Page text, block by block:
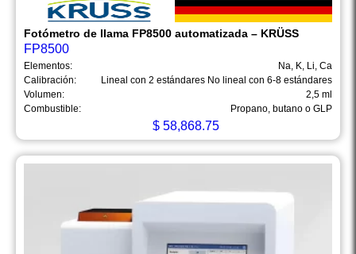
Fotómetro de llama FP8500 automatizada – KRÜSS
FP8500
Elementos:
Na, K, Li, Ca
Calibración:
Lineal con 2 estándares No lineal con 6-8 estándares
Volumen:
2,5 ml
Combustible:
Propano, butano o GLP
$ 58,868.75